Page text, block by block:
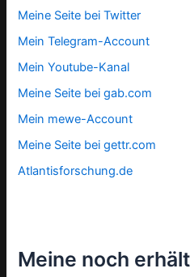
Meine Seite bei Twitter
Mein Telegram-Account
Mein Youtube-Kanal
Meine Seite bei gab.com
Mein mewe-Account
Meine Seite bei gettr.com
Atlantisforschung.de
Meine noch